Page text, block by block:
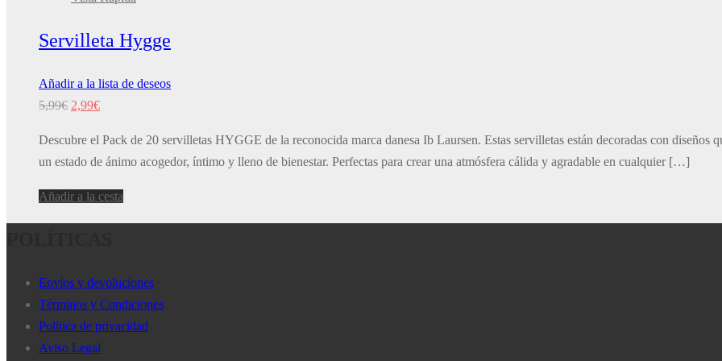
Servilleta Hygge
Añadir a la lista de deseos
5,99€ El
original
era:
5,99€.
2,99€El
actual
es:
2,99€.
Descubre el Pack de 20 servilletas HYGGE de la reconocida marca danesa Ib Laursen. Estas servilletas están decoradas con
un estado de ánimo acogedor, íntimo y lleno de bienestar. Perfectas para crear una atmósfera cálida y agradable en cualquier […]
Añadir a la cesta
Envíos y devoluciones
Términos y Condiciones
Política de privacidad
Aviso Legal